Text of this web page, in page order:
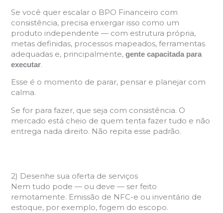
Se você quer escalar o BPO Financeiro com
consistência, precisa enxergar isso como um
produto independente — com estrutura própria,
metas definidas, processos mapeados, ferramentas
adequadas e, principalmente, gente capacitada para
executar.
Esse é o momento de parar, pensar e planejar com
calma.
Se for para fazer, que seja com consistência. O
mercado está cheio de quem tenta fazer tudo e não
entrega nada direito. Não repita esse padrão.
2) Desenhe sua oferta de serviços
Nem tudo pode — ou deve — ser feito
remotamente. Emissão de NFC-e ou inventário de
estoque, por exemplo, fogem do escopo.